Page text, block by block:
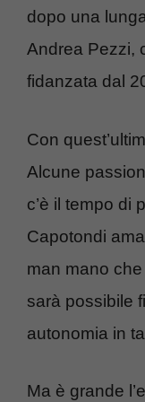
dopo una
Andrea Pezzi,
fidanzata dal
Con
Alcune
c’è il tempo di
Capotondi
man mano
sarà possibile
autonomia in
Ma è grande